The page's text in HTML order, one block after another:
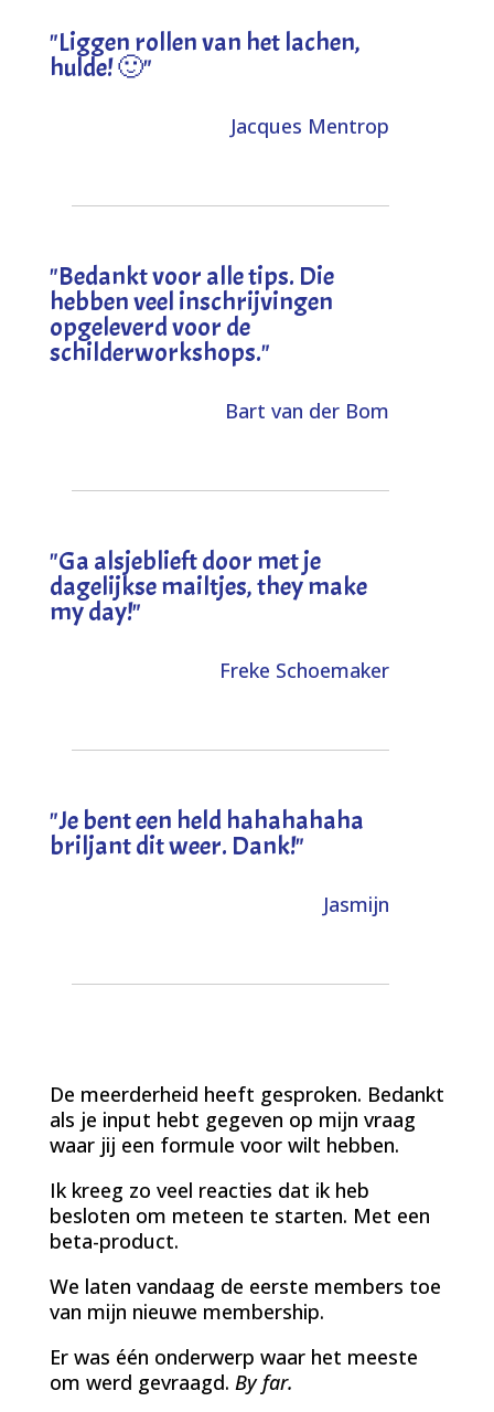
"Liggen rollen van het lachen,
hulde! 🙂"
Jacques Mentrop
"Bedankt voor alle tips. Die
hebben veel inschrijvingen
opgeleverd voor de
schilderworkshops."
Bart van der Bom
"Ga alsjeblieft door met je
dagelijkse mailtjes, they make
my day!"
Freke Schoemaker
"Je bent een held hahahahaha
briljant dit weer. Dank!"
Jasmijn
De meerderheid heeft gesproken. Bedankt
als je input hebt gegeven op mijn vraag
waar jij een formule voor wilt hebben.
Ik kreeg zo veel reacties dat ik heb
besloten om meteen te starten. Met een
beta-product.
We laten vandaag de eerste members toe
van mijn nieuwe membership.
Er was één onderwerp waar het meeste
om werd gevraagd. By far.